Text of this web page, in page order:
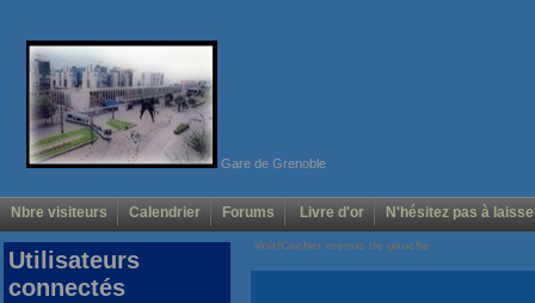
Gare de Grenoble
Nbre visiteurs Calendrier Forums Livre d'or N'hésitez pas à
Voir/Cacher menus de gauche
Utilisateurs
connectés